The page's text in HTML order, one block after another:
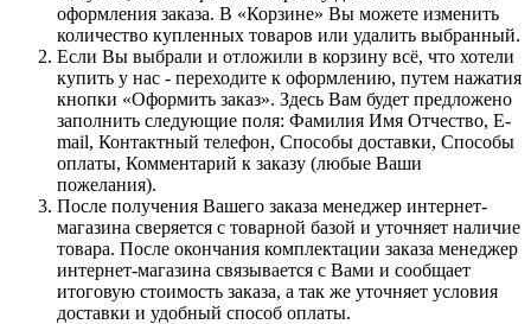
оформления заказа. В «Корзине» Вы можете изменить
количество купленных товаров или удалить выбранный.
Если Вы выбрали и отложили в корзину всё, что хотели
купить у нас - переходите к оформлению, путем нажатия
кнопки «Оформить заказ». Здесь Вам будет предложено
заполнить следующие поля: Фамилия Имя Отчество, E-
mail, Контактный телефон, Способы доставки, Способы
оплаты, Комментарий к заказу (любые Ваши
пожелания).
После получения Вашего заказа менеджер интернет-
магазина сверяется с товарной базой и уточняет наличие
товара. После окончания комплектации заказа менеджер
интернет-магазина связывается с Вами и сообщает
итоговую стоимость заказа, а так же уточняет условия
доставки и удобный способ оплаты.